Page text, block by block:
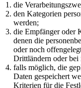
die
den Kategorien
werden;
die Empfänger oder
denen die
oder noch
Drittländern oder bei
falls möglich, die
Daten gespeichert
Kriterien für die